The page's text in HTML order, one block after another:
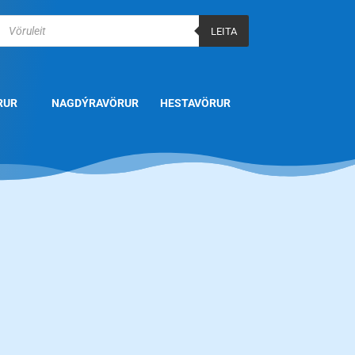
search
LEITA
NAGDÝRAVÖRUR HESTAVÖRUR